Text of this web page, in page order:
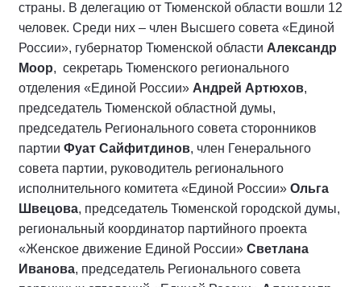
страны. В делегацию от Тюменской области вошли 12
человек. Среди них – член Высшего совета «Единой
России», губернатор Тюменской области Александр
Моор, секретарь Тюменского регионального
отделения «Единой России» Андрей Артюхов,
председатель Тюменской областной думы,
председатель Регионального совета сторонников
партии Фуат Сайфитдинов, член Генерального
совета партии, руководитель регионального
исполнительного комитета «Единой России» Ольга
Швецова, председатель Тюменской городской думы,
региональный координатор партийного проекта
«Женское движение Единой России» Светлана
Иванова, председатель Регионального совета